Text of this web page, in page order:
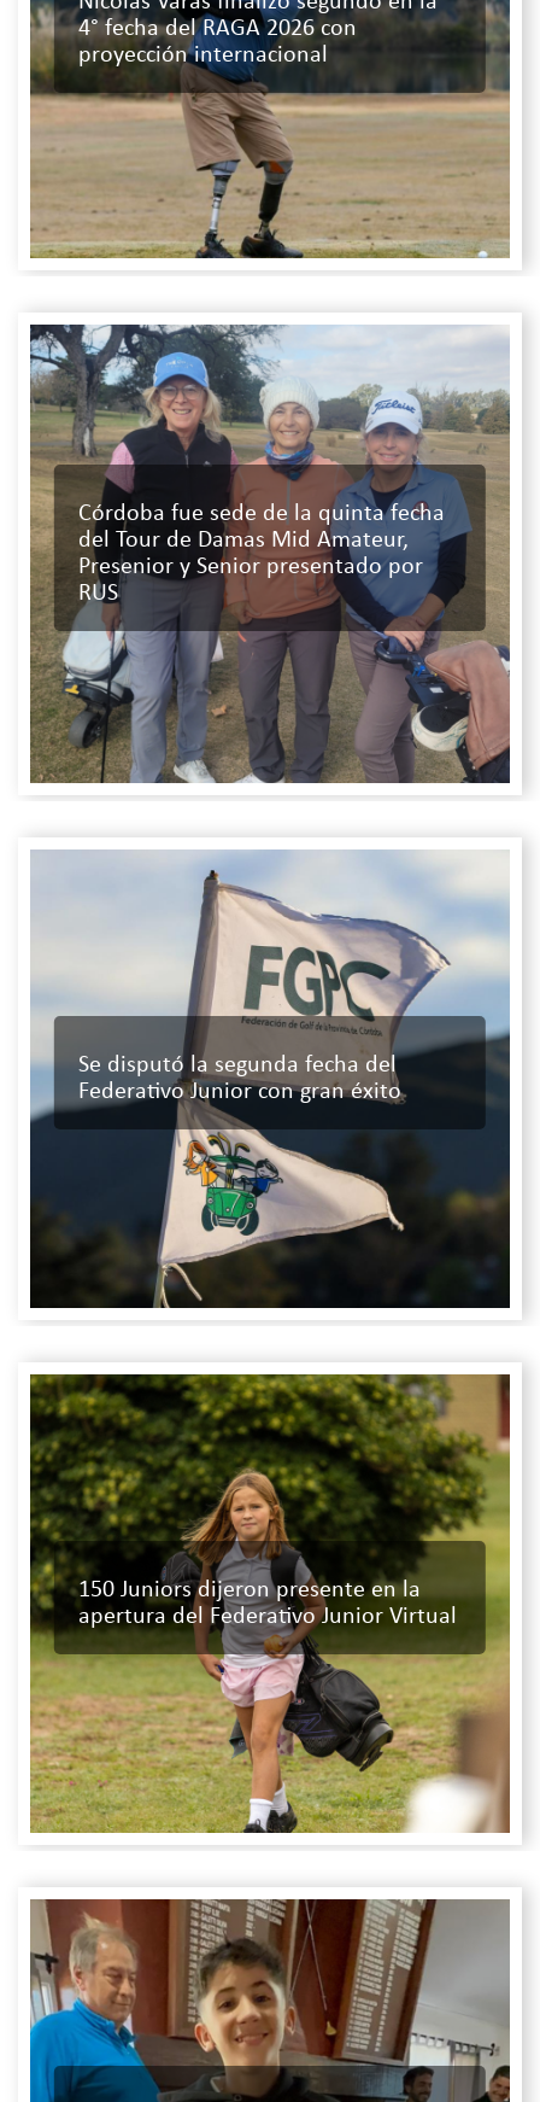
4° fecha del RAGA 2026 con
proyección internacional
Córdoba fue sede de la quinta fecha
del Tour de Damas Mid Amateur,
Presenior y Senior presentado por
RUS
Se disputó la segunda fecha del
Federativo Junior con gran éxito
150 Juniors dijeron presente en la
apertura del Federativo Junior Virtual